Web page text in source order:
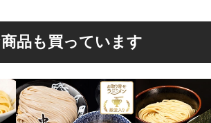
品も買っています